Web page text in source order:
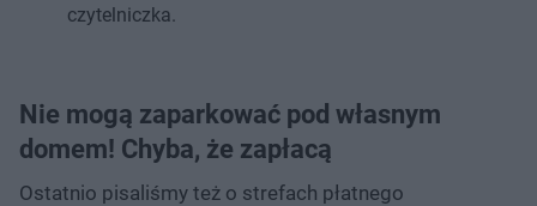
czytelniczka.
Nie mogą zaparkować pod własnym
domem! Chyba, że zapłacą
Ostatnio pisaliśmy też o strefach płatnego